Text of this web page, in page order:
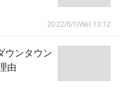
2022/6/1(We) 13:12
ンタウン
由